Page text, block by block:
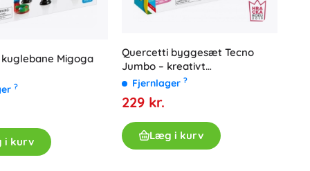
Migoga
?
i kurv
Quercetti byggesæt Tecno
Jumbo – kreativt
konstruktionssæt til børn
Fjernlager ?
229 kr.
Læg i kurv